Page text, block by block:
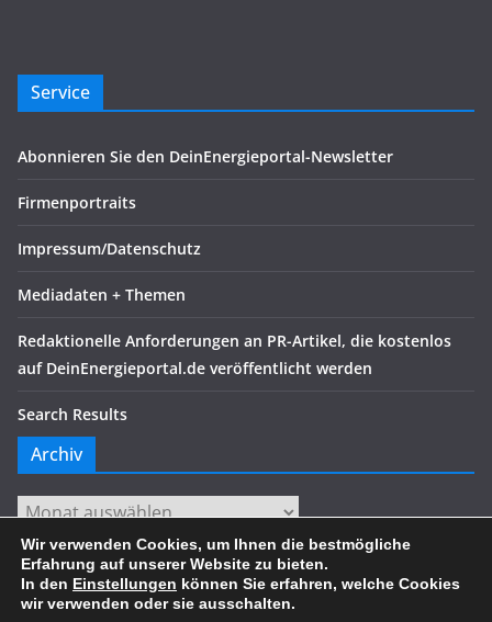
Service
Abonnieren Sie den DeinEnergieportal-Newsletter
Firmenportraits
Impressum/Datenschutz
Mediadaten + Themen
Redaktionelle Anforderungen an PR-Artikel, die kostenlos
auf DeinEnergieportal.de veröffentlicht werden
Search Results
Archiv
Archiv
Copyright © 2026. Alle Rechte vorbehalten.
Wir verwenden Cookies, um Ihnen die bestmögliche
Erfahrung auf unserer Website zu bieten.
In den Einstellungen können Sie erfahren, welche Cookies
wir verwenden oder sie ausschalten.